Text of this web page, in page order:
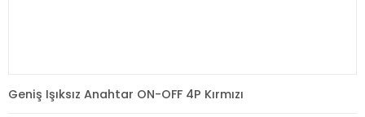
Geniş Işıksız Anahtar ON-OFF 4P Kırmızı